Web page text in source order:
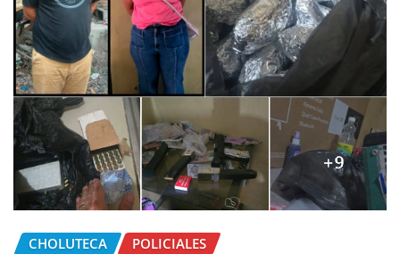
CHOLUTECA POLICIALES